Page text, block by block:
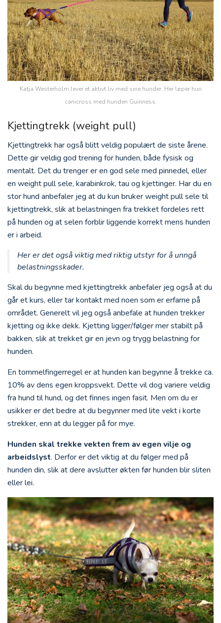
Katja Westerholm lever et aktivt liv med sine hunder. Her løper hun
canicross med hunden Guinness.
Kjettingtrekk (weight pull)
Kjettingtrekk har også blitt veldig populært de siste årene.
Dette gir veldig god trening for hunden, både fysisk og
mentalt. Det du trenger er en god sele med pinnedel, eller
en weight pull sele, karabinkrok, tau og kjettinger. Har du en
stor hund anbefaler jeg at du kun bruker weight pull sele til
kjettingtrekk, slik at belastningen fra trekket fordeles rett
på hunden og at selen forblir liggende korrekt mens hunden
er i arbeid.
Her er det også viktig med riktig utstyr for å unngå
belastningsskader.
Skal du begynne med kjettingtrekk anbefaler jeg også at du
går et kurs, eller tar kontakt med noen som er erfarne på
området. Generelt vil jeg også anbefale at hunden trekker
kjetting og ikke dekk. Kjetting ligger/følger mer stabilt på
bakken, slik at trekket gir en jevn og trygg belastning for
hunden.
En tommelfingerregel er at hunden kan begynne å trekke ca.
10% av dens egen kroppsvekt. Dette vil dog variere veldig
fra hund til hund, og det finnes ingen fasit. Men om du er
usikker er det bedre at du begynner med lite vekt i korte
strekker, enn at du legger på for mye.
Hunden skal trekke vekten frem av egen vilje og
arbeidslyst. Derfor er det viktig at du følger med på
hunden din, slik at dere avslutter økten før hunden blir sliten
eller lei.